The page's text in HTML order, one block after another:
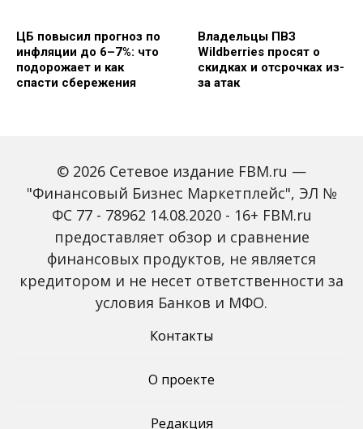
ЦБ повысил прогноз по
инфляции до 6–7%: что
подорожает и как
спасти сбережения
Владельцы ПВЗ
Wildberries просят о
скидках и отсрочках из-
за атак
Объем наличных у
россиян в июле вырос
на 43%: что стоит за
рекордным спросом на
С 2027 года ИНН станет
банковских счетов
россиян: что изменится
© 2026 Сетевое издание FBM.ru —
"Финансовый Бизнес Маркетплейс", ЭЛ №
ФС 77 - 78962 14.08.2020 - 16+ FBM.ru
предоставляет обзор и сравнение
финансовых продуктов, не является
кредитором и не несет ответственности за
условия Банков и МФО.
Контакты
О проекте
Редакция